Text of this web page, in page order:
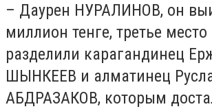
– Даурен НУРАЛИНОВ, он
миллион тенге, третье
разделили карагандинец
ШЫНКЕЕВ и алматинец
АБДРАЗАКОВ, которым